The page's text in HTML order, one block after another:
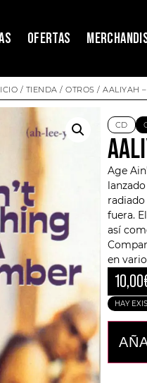
OFERTAS
/ TIENDA / OTROS / AALIYAH
CD
Age
fuera.
así
en
10,00
HAY